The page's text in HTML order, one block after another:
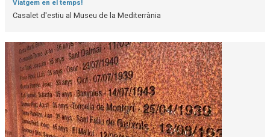
Viatgem en el temps!
Casalet d'estiu al Museu de la Mediterrània